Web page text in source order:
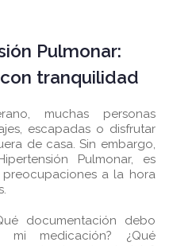
Pulmonar:
tranquilidad
muchas personas
escapadas o disfrutar
de casa. Sin embargo,
Pulmonar, es
a la hora
documentación debo
mi medicación? ¿Qué